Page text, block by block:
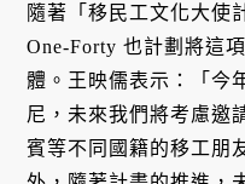
隨著「移民工文化大使
One-Forty 也計劃將這
體。王映儒表示：「今
尼，未來我們將考慮邀
賓等不同國籍的移工朋